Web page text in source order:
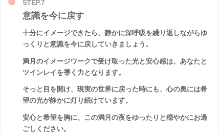
意識を今に戻す
十分にイメージできたら、静かに深呼吸を繰り返しながらゆ
っくりと意識を今に戻していきましょう。
満月のイメージワークで受け取った光と安心感は、あなたと
ツインレイを導く力となります。
そっと目を開け、現実の世界に戻った時にも、心の奥には希
望の光が静かに灯り続けています。
安心と希望を胸に、この満月の夜をゆったりと穏やかにお過
ごしください。